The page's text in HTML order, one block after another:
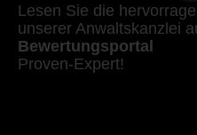
Lesen Sie die
unserer Anwaltskanzlei
Bewertungsportal
Proven-Expert!